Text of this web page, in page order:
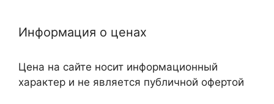
Казань
Самара
Информация о ценах
Цена на сайте носит информационный
характер и не является публичной офертой